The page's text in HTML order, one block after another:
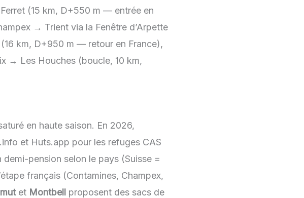
(15 km, D+550 m — entrée en
→ Trient via la Fenêtre d’Arpette
km, D+950 m — retour en France),
→ Les Houches (boucle, 10 km,
en haute saison. En 2026,
et Huts.app pour les refuges CAS
pension selon le pays (Suisse =
français (Contamines, Champex,
et Montbell proposent des sacs de